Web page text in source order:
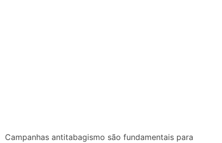
Campanhas antitabagismo são fundamentais para